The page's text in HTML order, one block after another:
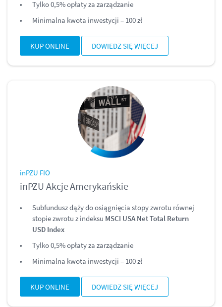
Tylko 0,5% opłaty za zarządzanie
Minimalna kwota inwestycji – 100 zł
KUP ONLINE DOWIEDZ SIĘ WIĘCEJ
inPZU FIO
inPZU Akcje Amerykańskie
Subfundusz dąży do osiągnięcia stopy zwrotu równej
stopie zwrotu z indeksu MSCI USA Net Total Return
USD Index
Tylko 0,5% opłaty za zarządzanie
Minimalna kwota inwestycji – 100 zł
KUP ONLINE DOWIEDZ SIĘ WIĘCEJ